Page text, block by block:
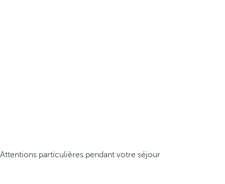
Attentions particulières pendant votre séjour